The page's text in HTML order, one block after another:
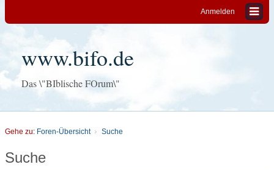
Anmelden
www.bifo.de
Das \"BIblische FOrum\"
Gehe zu: Foren-Übersicht Suche
Suche